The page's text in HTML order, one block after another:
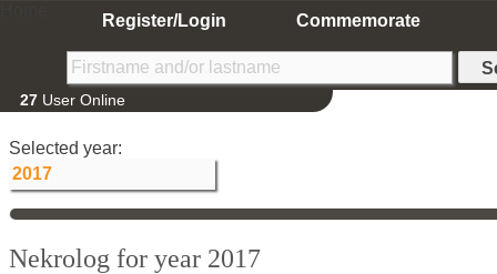
Register/Login Commemorate
27 User Online
Selected year:
Nekrolog for year 2017